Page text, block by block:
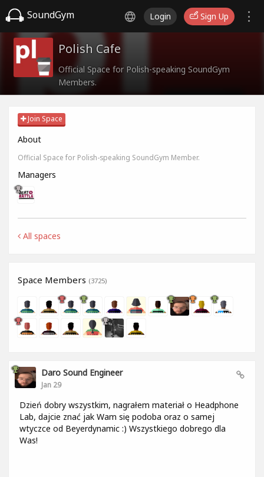
SoundGym Login Sign Up
Polish Cafe
Official Space for Polish-speaking SoundGym
Members.
Join Space
About
Official Space for Polish-speaking SoundGym Member.
Managers
All spaces
Space Members (3725)
Daro Sound Engineer
Jan 29
Dzień dobry wszystkim, nagrałem materiał o Headphone
Lab, dajcie znać jak Wam się podoba oraz o samej
wtyczce od Beyerdynamic :) Wszystkiego dobrego dla
Was!